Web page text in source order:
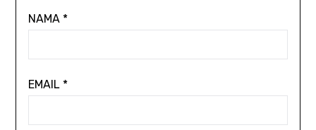
NAMA *
EMAIL *